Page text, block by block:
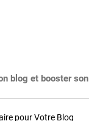
blog et booster son
pour Votre Blog